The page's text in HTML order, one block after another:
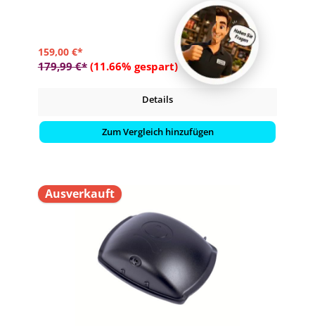
159,00 €*
179,99 €* (11.66% gespart)
Details
Zum Vergleich hinzufügen
Ausverkauft